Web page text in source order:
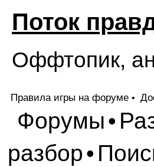
Поток
Оффтопик,
Правила игры на форуме •
Форумы•
разбор•